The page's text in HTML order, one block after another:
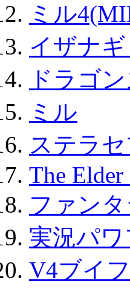
ミル
イザナ
ドラゴ
ミル
ステラ
The
ファン
実況パ
V4ブイ